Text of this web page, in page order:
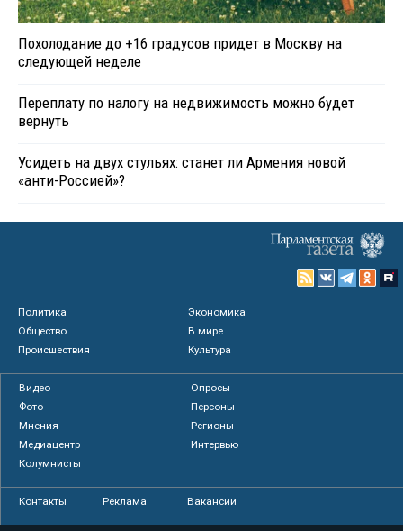
Похолодание до +16 градусов придет в Москву на
следующей неделе
Переплату по налогу на недвижимость можно будет
вернуть
Усидеть на двух стульях: станет ли Армения новой
«анти-Россией»?
Политика
Экономика
Общество
В мире
Происшествия
Культура
Видео
Опросы
Фото
Персоны
Мнения
Регионы
Медиацентр
Интервью
Колумнисты
Контакты Реклама Вакансии